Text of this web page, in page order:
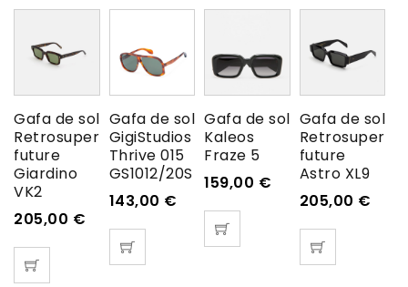
Gafa de sol
Retrosuper
future
Giardino
VK2
205,00 €
Gafa de sol
GigiStudios
Thrive 015
GS1012/20S
143,00 €
Gafa de sol
Kaleos
Fraze 5
159,00 €
Gafa de sol
Retrosuper
future
Astro XL9
205,00 €